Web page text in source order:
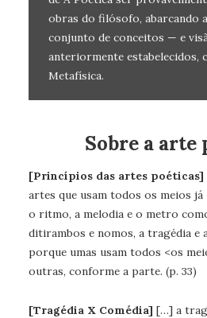
obras do filósofo, abarcando
conjunto de conceitos — e
anteriormente estabelecidos,
Metafísica.
Sobre a arte
[Princípios das artes poéticas]
artes que usam todos os meios
o ritmo, a melodia e o metro
ditirambos e nomos, a tragédia e
porque umas usam todos <os
outras, conforme a parte. (p. 33)
[Tragédia X Comédia] […] a